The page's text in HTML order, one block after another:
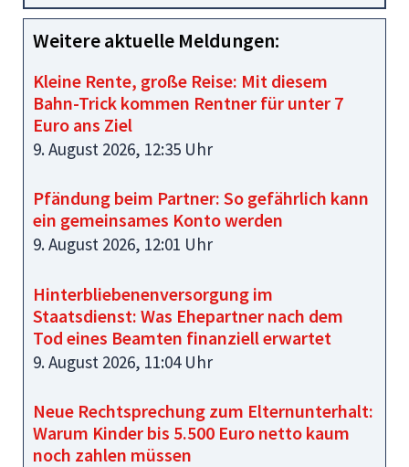
Weitere aktuelle Meldungen:
Kleine Rente, große Reise: Mit diesem
Bahn-Trick kommen Rentner für unter 7
Euro ans Ziel
9. August 2026, 12:35 Uhr
Pfändung beim Partner: So gefährlich kann
ein gemeinsames Konto werden
9. August 2026, 12:01 Uhr
Hinterbliebenenversorgung im
Staatsdienst: Was Ehepartner nach dem
Tod eines Beamten finanziell erwartet
9. August 2026, 11:04 Uhr
Neue Rechtsprechung zum Elternunterhalt:
Warum Kinder bis 5.500 Euro netto kaum
noch zahlen müssen